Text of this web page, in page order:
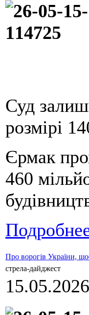
Суд
розмірі
Єрмак
460
Про ворогів України,
стрела-дайджест